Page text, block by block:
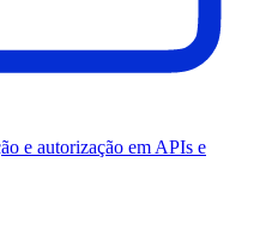
e autorização em APIs e